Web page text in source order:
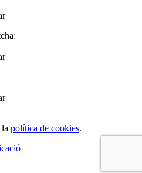
política de cookies.